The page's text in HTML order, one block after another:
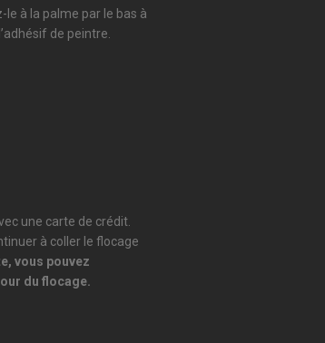
à la palme par le bas à
de peintre.
une carte de crédit.
à coller le flocage
vous pouvez
du flocage.